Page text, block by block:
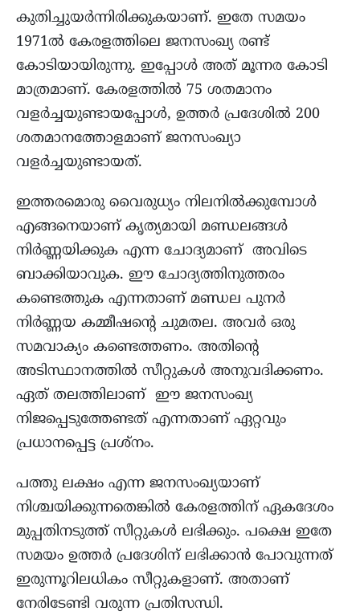
കുതിച്ചുയർന്നിരിക്കുകയാണ്. ഇതേ സമയം
1971ൽ കേരളത്തിലെ ജനസംഖ്യ രണ്ട്
കോടിയായിരുന്നു. ഇപ്പോൾ അത് മൂന്നര കോടി
മാത്രമാണ്. കേരളത്തിൽ 75 ശതമാനം
വളർച്ചയുണ്ടായപ്പോൾ, ഉത്തർ പ്രദേശിൽ 200
ശതമാനത്തോളമാണ് ജനസംഖ്യാ
വളർച്ചയുണ്ടായത്.
ഇത്തരമൊരു വൈരുധ്യം നിലനിൽക്കുമ്പോൾ
എങ്ങനെയാണ് കൃത്യമായി മണ്ഡലങ്ങൾ
നിർണ്ണയിക്കുക എന്ന ചോദ്യമാണ് അവിടെ
ബാക്കിയാവുക. ഈ ചോദ്യത്തിനുത്തരം
കണ്ടെത്തുക എന്നതാണ് മണ്ഡല പുനർ
നിർണ്ണയ കമ്മീഷന്റെ ചുമതല. അവർ ഒരു
സമവാക്യം കണ്ടെത്തണം. അതിന്റെ
അടിസ്ഥാനത്തിൽ സീറ്റുകൾ അനുവദിക്കണം.
ഏത് തലത്തിലാണ് ഈ ജനസംഖ്യ
നിജപ്പെടുത്തേണ്ടത് എന്നതാണ് ഏറ്റവും
പ്രധാനപ്പെട്ട പ്രശ്നം.
പത്തു ലക്ഷം എന്ന ജനസംഖ്യയാണ്
നിശ്ചയിക്കുന്നതെങ്കിൽ കേരളത്തിന് ഏകദേശം
മുപ്പതിനടുത്ത് സീറ്റുകൾ ലഭിക്കും. പക്ഷെ ഇതേ
സമയം ഉത്തർ പ്രദേശിന് ലഭിക്കാൻ പോവുന്നത്
ഇരുന്നൂറിലധികം സീറ്റുകളാണ്. അതാണ്
നേരിടേണ്ടി വരുന്ന പ്രതിസന്ധി.